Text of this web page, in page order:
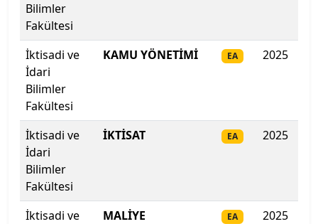
İstanbul Teknik Üniversitesi
İstanbul Ticaret Üniversitesi
İstanbul Topkapı Üniversitesi
İstanbul Üniversitesi
İstanbul Üniversitesi-Cerrahpaşa
İstanbul Yeni Yüzyıl Üniversitesi
Bilimler
Fakültesi
İktisadi ve
İdari
Bilimler
Fakültesi
KAMU YÖNETİMİ EA 2025
İktisadi ve
İdari
Bilimler
Fakültesi
İKTİSAT EA 2025
İktisadi ve
MALİYE EA 2025